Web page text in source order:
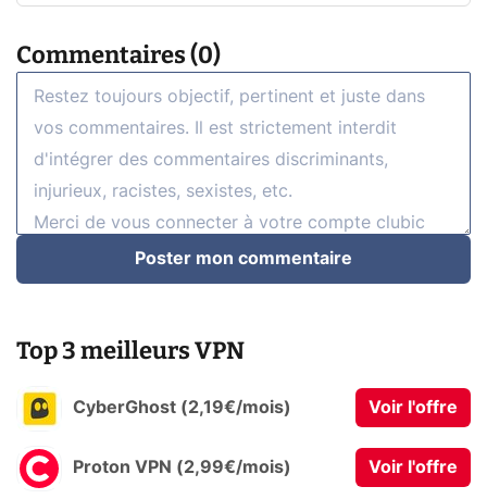
Commentaires (0)
Poster mon commentaire
Top 3 meilleurs VPN
CyberGhost (2,19€/mois) Voir l'offre
Proton VPN (2,99€/mois) Voir l'offre